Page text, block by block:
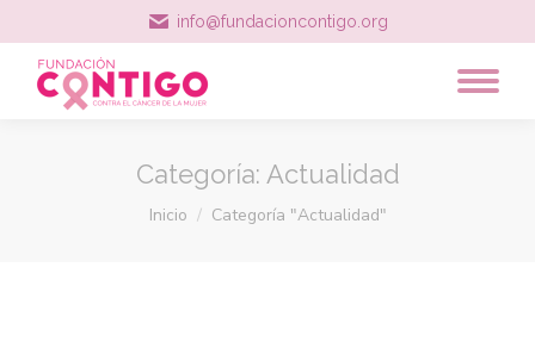
info@fundacioncontigo.org
Categoría: Actualidad
Estás aquí:
Inicio Categoría "Actualidad"